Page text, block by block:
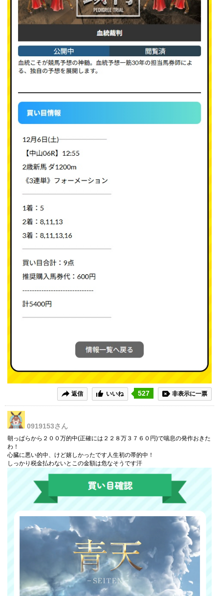
返信 いいね 527 非表示に一票
0919153さん
朝っぱらから２００万的中(正確には２２８万３７６０円)で喘息の発作おきた
わ！
心臓に悪い的中、けど嬉しかったです人生初の帯的中！
しっかり税金払わないとこの金額は危なそうです汗